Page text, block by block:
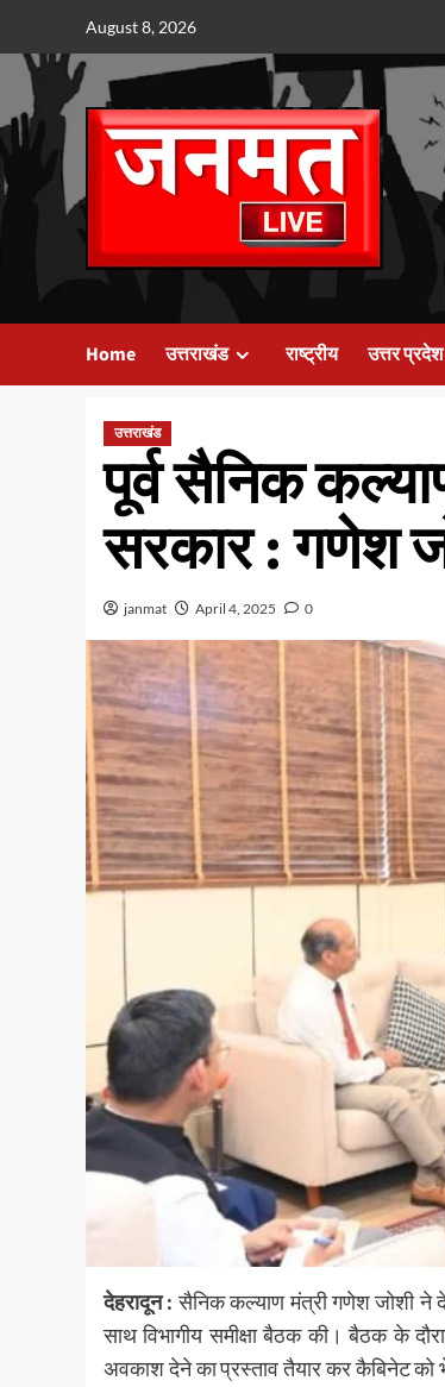
content
August 8, 2026
Home उत्तराखंड राष्ट्रीय उत्तर प्रदेश
उत्तराखंड
पूर्व सैनिक
सरकार : गणेश
janmat April 4, 2025 0
देहरादून : सैनिक कल्याण मंत्री गणेश जोशी ने
साथ विभागीय समीक्षा बैठक की। बैठक के
अवकाश देने का प्रस्ताव तैयार कर कैबिनेट को